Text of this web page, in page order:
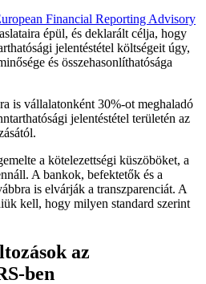
Financial Reporting Advisory
épül, és deklarált célja, hogy
jelentéstétel költségeit úgy,
és összehasonlíthatósága
is vállalatonként 30%-ot meghaladó
jelentéstétel területén az
a kötelezettségi küszöböket, a
A bankok, befektetők és a
is elvárják a transzparenciát. A
kell, hogy milyen standard szerint
az
ben